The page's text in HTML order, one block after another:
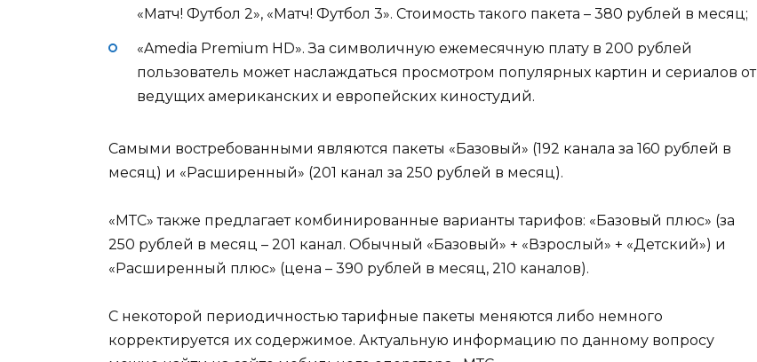
«Матч! Футбол 2», «Матч! Футбол 3». Стоимость такого пакета – 380 рублей в месяц;
«Amedia Premium HD». За символичную ежемесячную плату в 200 рублей
пользователь может наслаждаться просмотром популярных картин и сериалов от
ведущих американских и европейских киностудий.
Самыми востребованными являются пакеты «Базовый» (192 канала за 160 рублей в
месяц) и «Расширенный» (201 канал за 250 рублей в месяц).
«МТС» также предлагает комбинированные варианты тарифов: «Базовый плюс» (за
250 рублей в месяц – 201 канал. Обычный «Базовый» + «Взрослый» + «Детский») и
«Расширенный плюс» (цена – 390 рублей в месяц, 210 каналов).
С некоторой периодичностью тарифные пакеты меняются либо немного
корректируется их содержимое. Актуальную информацию по данному вопросу